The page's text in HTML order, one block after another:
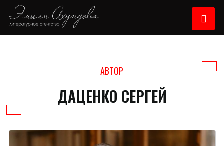
АВТОР
ДАЦЕНКО СЕРГЕЙ